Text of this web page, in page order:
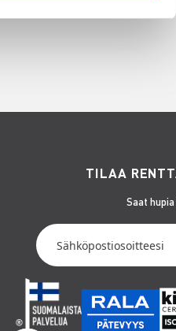
TILAA
Saat